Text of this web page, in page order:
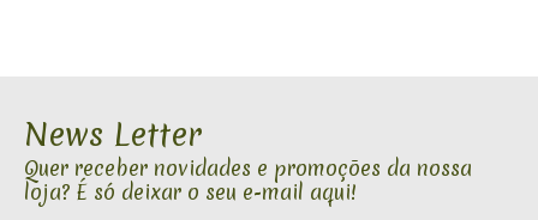
News Letter
Quer receber novidades e promoções da nossa
loja? É só deixar o seu e-mail aqui!